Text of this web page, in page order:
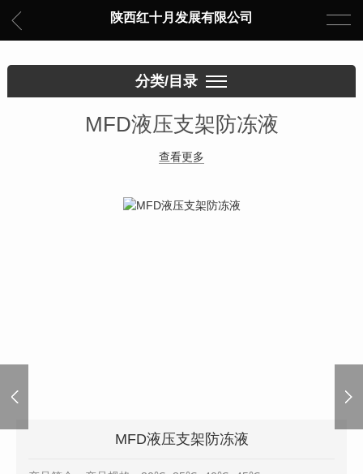
陕西红十月发展有限公司
分类/目录
MFD液压支架防冻液
查看更多
MFD液压支架防冻液